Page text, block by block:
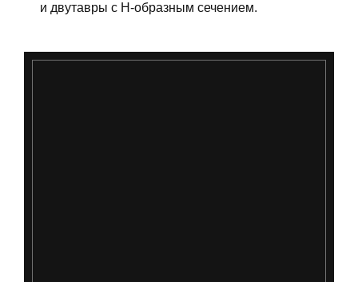
и двутавры с Н-образным сечением.